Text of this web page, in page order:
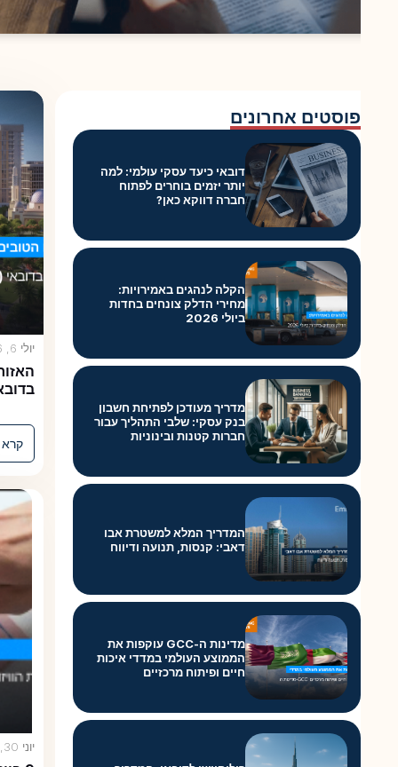
האזורים
בדובאי
קרא עוד
פוסטים אחרונים
דובאי כיעד עסקי עולמי: למה
יותר יזמים בוחרים לפתוח
חברה דווקא כאן?
הקלה לנהגים באמירויות:
מחירי הדלק צונחים בחדות
ביולי 2026
מדריך מעודכן לפתיחת חשבון
בנק עסקי: שלבי התהליך עבור
חברות קטנות ובינוניות
המדריך המלא למשטרת אבו
דאבי: קנסות, תנועה ודיווח
מדינות ה-GCC עוקפות את
הממוצע העולמי במדדי איכות
חיים ופיתוח מרכזיים